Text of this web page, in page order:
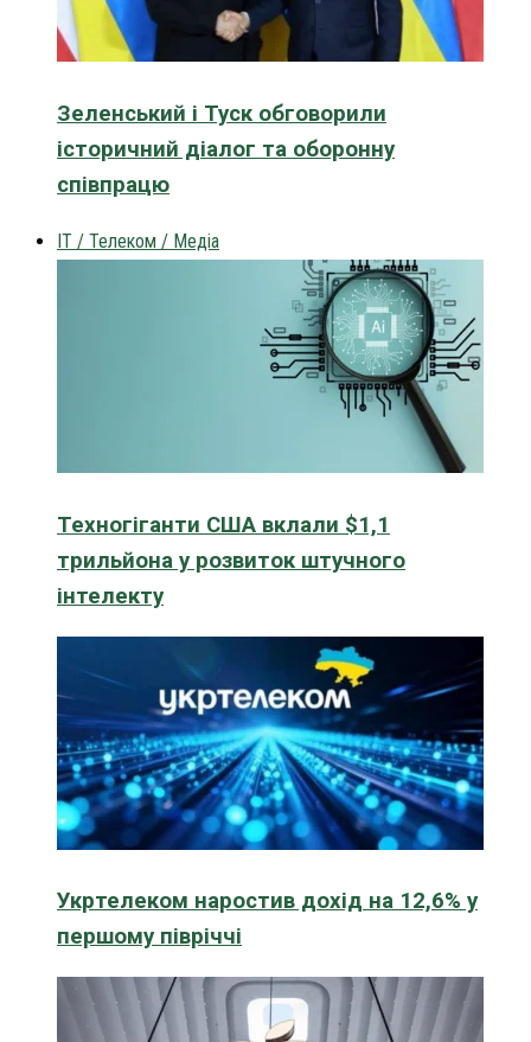
Зеленський і Туск обговорили
історичний діалог та оборонну
співпрацю
IT / Телеком / Медіа
Техногіганти США вклали $1,1
трильйона у розвиток штучного
інтелекту
Укртелеком наростив дохід на 12,6% у
першому півріччі